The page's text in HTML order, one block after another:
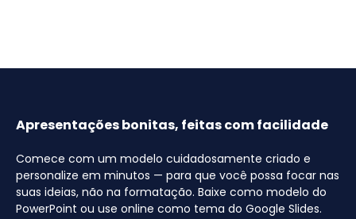
Apresentações bonitas, feitas com facilidade
Comece com um modelo cuidadosamente criado e
personalize em minutos — para que você possa focar nas
suas ideias, não na formatação. Baixe como modelo do
PowerPoint ou use online como tema do Google Slides.